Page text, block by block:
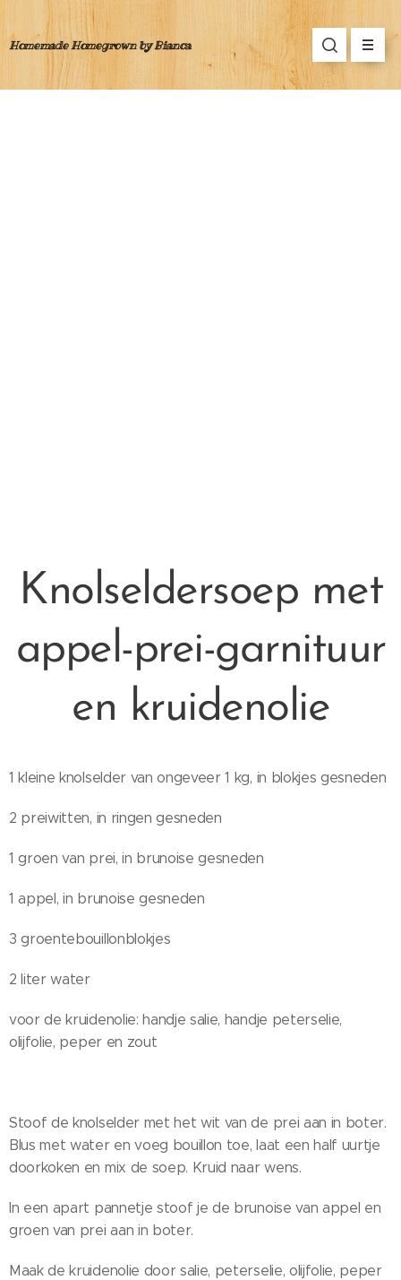
Homemade Homegrown by Bianca
Knolseldersoep met
appel-prei-garnituur
en kruidenolie
1 kleine knolselder van ongeveer 1 kg, in blokjes gesneden
2 preiwitten, in ringen gesneden
1 groen van prei, in brunoise gesneden
1 appel, in brunoise gesneden
3 groentebouillonblokjes
2 liter water
voor de kruidenolie: handje salie, handje peterselie,
olijfolie, peper en zout
Stoof de knolselder met het wit van de prei aan in boter.
Blus met water en voeg bouillon toe, laat een half uurtje
doorkoken en mix de soep. Kruid naar wens.
In een apart pannetje stoof je de brunoise van appel en
groen van prei aan in boter.
Maak de kruidenolie door salie, peterselie, olijfolie, peper